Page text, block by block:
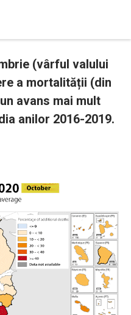
(vârful valului
a mortalității (din
avans mai mult
anilor 2016-2019.